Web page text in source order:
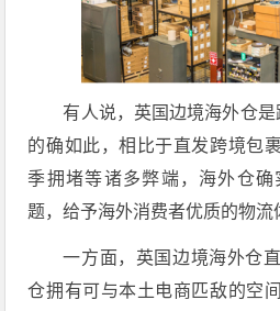
有人说，英国边境海外仓是
的确如此，相比于直发跨境包
季拥堵等诸多弊端，海外仓确
题，给予海外消费者优质的物流
一方面，英国边境海外仓
仓拥有可与本土电商匹敌的空